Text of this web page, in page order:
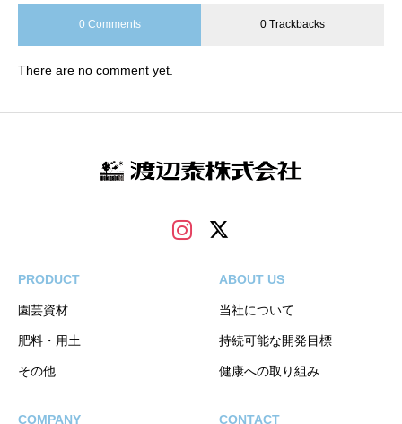
0 Comments 0 Trackbacks
There are no comment yet.
PRODUCT
園芸資材
肥料・用土
その他
ABOUT US
当社について
持続可能な開発目標
健康への取り組み
COMPANY CONTACT